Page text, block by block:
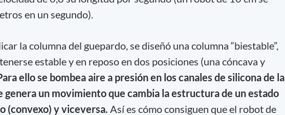
en un segundo).
la columna del guepardo, se diseñó una columna “biestable”,
estable y en reposo en dos posiciones (una cóncava y
ello se bombea aire a presión en los canales de silicona de la
genera un movimiento que cambia la estructura de un estado
(convexo) y viceversa. Así es cómo consiguen que el robot de